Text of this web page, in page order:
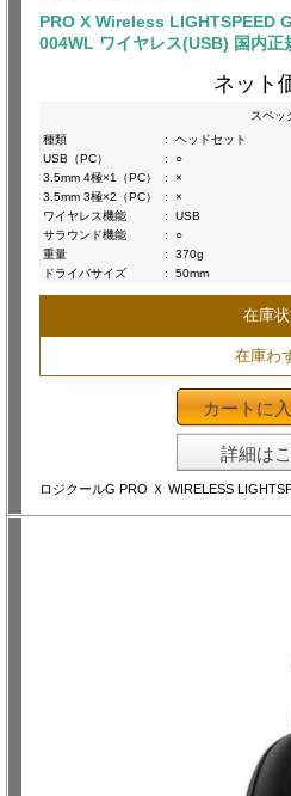
PRO X Wireless LIGHTSPEED
004WL ワイヤレス(USB) 国内正
ネット
スペッ
種類
:
ヘッドセット
USB（PC）
:
○
3.5mm 4極×1（PC）
:
×
3.5mm 3極×2（PC）
:
×
ワイヤレス機能
:
USB
サラウンド機能
:
○
重量
:
370g
ドライバサイズ
: 50mm
在庫
在庫わ
カートに
詳細は
ロジクールG PRO Ｘ WIRELESS